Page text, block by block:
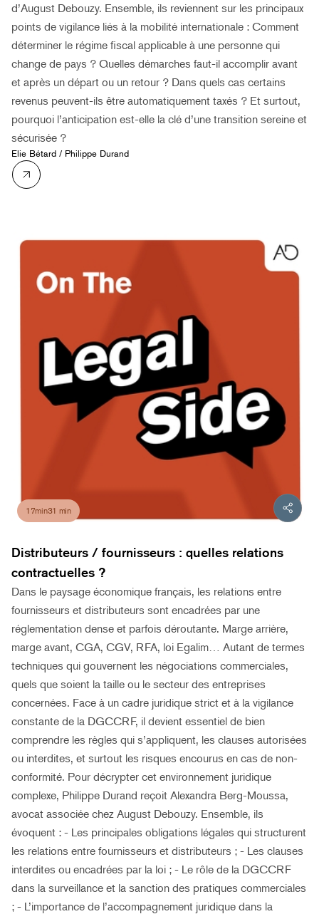
d’August Debouzy. Ensemble, ils reviennent sur les principaux
points de vigilance liés à la mobilité internationale : Comment
déterminer le régime fiscal applicable à une personne qui
change de pays ? Quelles démarches faut-il accomplir avant
et après un départ ou un retour ? Dans quels cas certains
revenus peuvent-ils être automatiquement taxés ? Et surtout,
pourquoi l’anticipation est-elle la clé d’une transition sereine et
sécurisée ?
Elie Bétard / Philippe Durand
17min31 min
Distributeurs / fournisseurs : quelles relations
contractuelles ?
Dans le paysage économique français, les relations entre
fournisseurs et distributeurs sont encadrées par une
réglementation dense et parfois déroutante. Marge arrière,
marge avant, CGA, CGV, RFA, loi Egalim… Autant de termes
techniques qui gouvernent les négociations commerciales,
quels que soient la taille ou le secteur des entreprises
concernées. Face à un cadre juridique strict et à la vigilance
constante de la DGCCRF, il devient essentiel de bien
comprendre les règles qui s’appliquent, les clauses autorisées
ou interdites, et surtout les risques encourus en cas de non-
conformité. Pour décrypter cet environnement juridique
complexe, Philippe Durand reçoit Alexandra Berg-Moussa,
avocat associée chez August Debouzy. Ensemble, ils
évoquent : - Les principales obligations légales qui structurent
les relations entre fournisseurs et distributeurs ; - Les clauses
interdites ou encadrées par la loi ; - Le rôle de la DGCCRF
dans la surveillance et la sanction des pratiques commerciales
; - L’importance de l’accompagnement juridique dans la